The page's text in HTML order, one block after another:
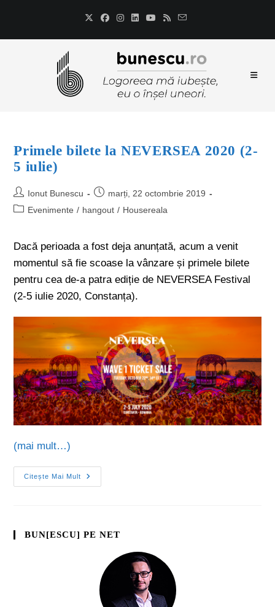
Primele bilete la NEVERSEA 2020 (2-
5 iulie)
Ionut Bunescu
marți, 22 octombrie 2019
Evenimente / hangout / Housereala
Dacă perioada a fost deja anunțată, acum a venit
momentul să fie scoase la vânzare și primele bilete
pentru cea de-a patra ediție de NEVERSEA Festival
(2-5 iulie 2020, Constanța).
(mai mult…)
Citește Mai Mult
BUN[ESCU] PE NET